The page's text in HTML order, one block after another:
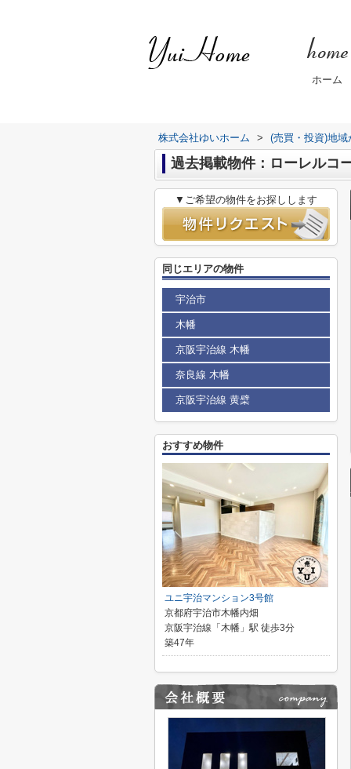
ホーム
株式会社ゆいホーム > (売買・投資)地域
過去掲載物件：ローレルコ
▼ご希望の物件をお探しします
同じエリアの物件
宇治市
木幡
京阪宇治線 木幡
奈良線 木幡
京阪宇治線 黄檗
おすすめ物件
ユニ宇治マンション3号館
京都府宇治市木幡内畑
京阪宇治線「木幡」駅 徒歩3分
築47年